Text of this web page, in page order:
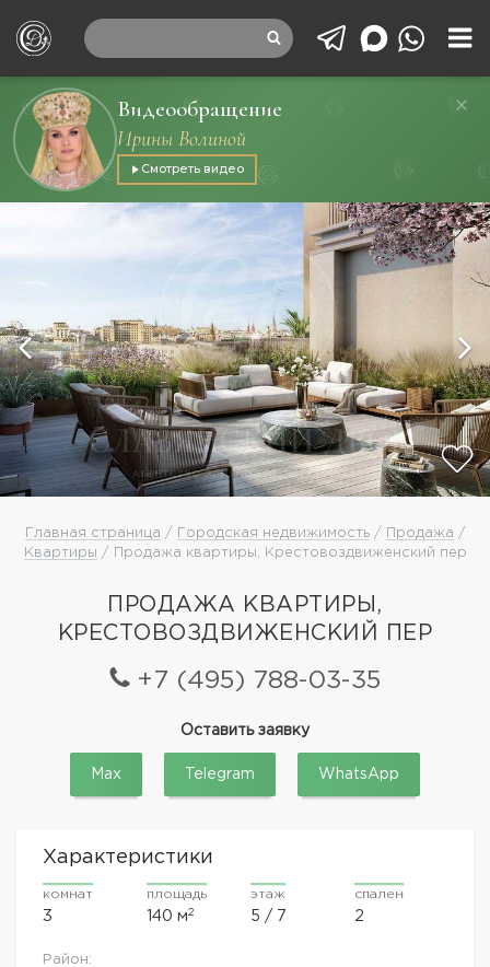
Видеообращение
Ирины Волиной
Смотреть видео
Главная страница / Городская недвижимость/ Продажа /
Квартиры / Продажа квартиры, Крестовоздвиженский пер
ПРОДАЖА КВАРТИРЫ,
КРЕСТОВОЗДВИЖЕНСКИЙ ПЕР
+7 (495) 788-03-35
Оставить заявку
Max Telegram WhatsApp
Характеристики
комнат
3
площадь
140 м2
этаж
5 / 7
спален
2
Район: